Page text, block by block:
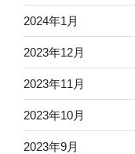
2024年1月
2023年12月
2023年11月
2023年10月
2023年9月